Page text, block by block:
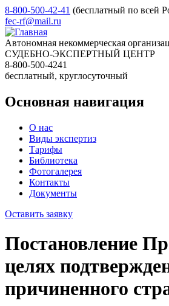
8-800-500-42-41 (бесплатный по всей
fec-rf@mail.ru
Автономная некоммерческая
СУДЕБНО-ЭКСПЕРТНЫЙ ЦЕНТР
8-800-500-4241
бесплатный, круглосуточный
Основная навигация
О нас
Виды экспертиз
Тарифы
Библиотека
Фотогалерея
Контакты
Документы
Оставить заявку
Постановление
целях
причиненного